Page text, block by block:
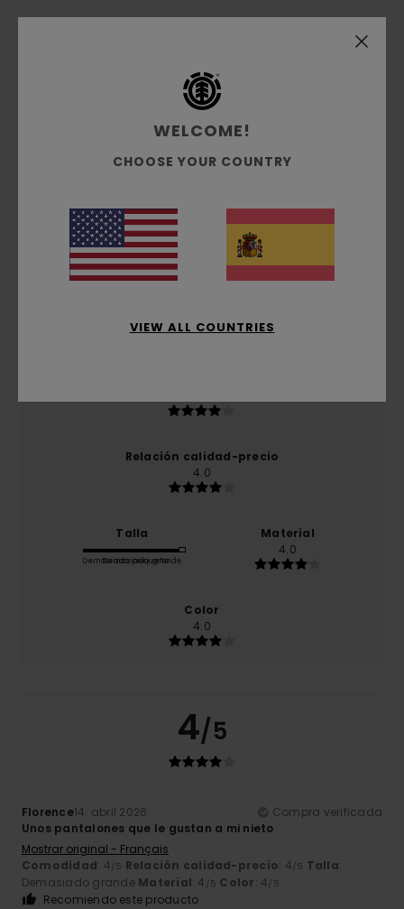
Reseñas de los clientes
4.0 /5
El 100% de nuestros clientes recomiendan este
producto
Relación calidad-precio
4.0
Talla
Demasiado pequeño
Demasiado grande
Material
4.0
Color
4.0
4/5
Florence14. abril 2026
Compra verificada
Unos pantalones que le gustan a mi nieto
Mostrar original - Français
Comodidad: 4/5 Relación calidad-precio: 4/5 Talla:
Demasiado grande Material: 4 /5 Color: 4/5
Recomiendo este producto
WELCOME!
CHOOSE YOUR COUNTRY
VIEW ALL COUNTRIES